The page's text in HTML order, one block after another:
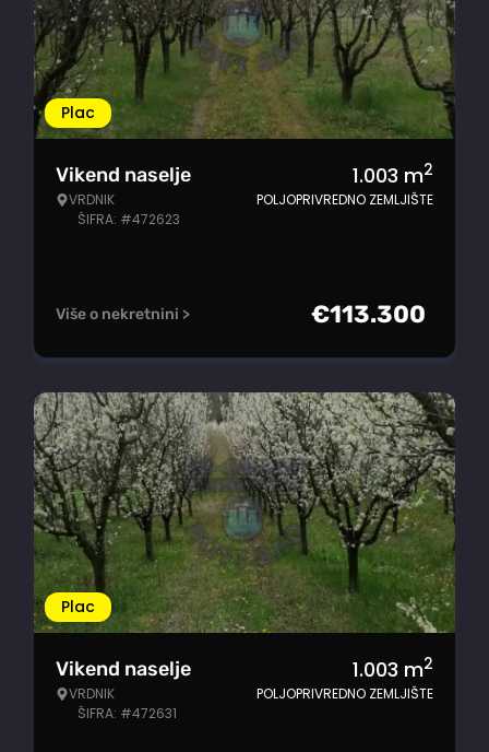
Plac
Vikend naselje
VRDNIK
ŠIFRA: #472623
1.003 m2
POLJOPRIVREDNO ZEMLJIŠTE
Više o nekretnini > €113.300
Plac
Vikend naselje
VRDNIK
ŠIFRA: #472631
1.003 m2
POLJOPRIVREDNO ZEMLJIŠTE